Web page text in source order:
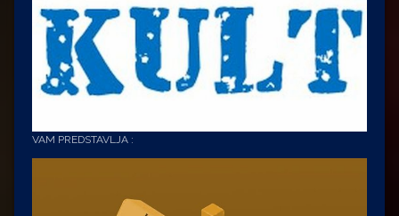
VAM PREDSTAVLJA :